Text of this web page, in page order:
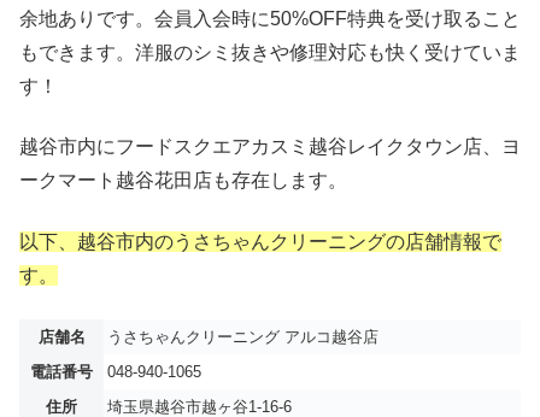
余地ありです。会員入会時に50%OFF特典を受け取ること
もできます。洋服のシミ抜きや修理対応も快く受けていま
す！
越谷市内にフードスクエアカスミ越谷レイクタウン店、ヨ
ークマート越谷花田店も存在します。
以下、越谷市内のうさちゃんクリーニングの店舗情報で
す。
店舗名
うさちゃんクリーニング アルコ越谷店
電話番号
048-940-1065
住所
埼玉県越谷市越ヶ谷1-16-6